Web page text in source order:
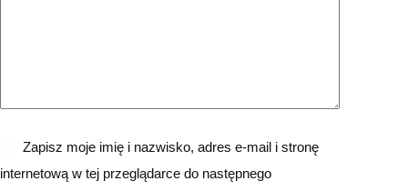
Zapisz moje imię i nazwisko, adres e-mail i stronę
internetową w tej przeglądarce do następnego